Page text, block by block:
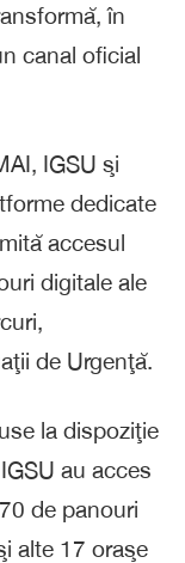
în
canal oficial
IGSU şi
dedicate
accesul
digitale ale
de Urgenţă.
la dispoziţie
au acces
de panouri
alte 17 oraşe